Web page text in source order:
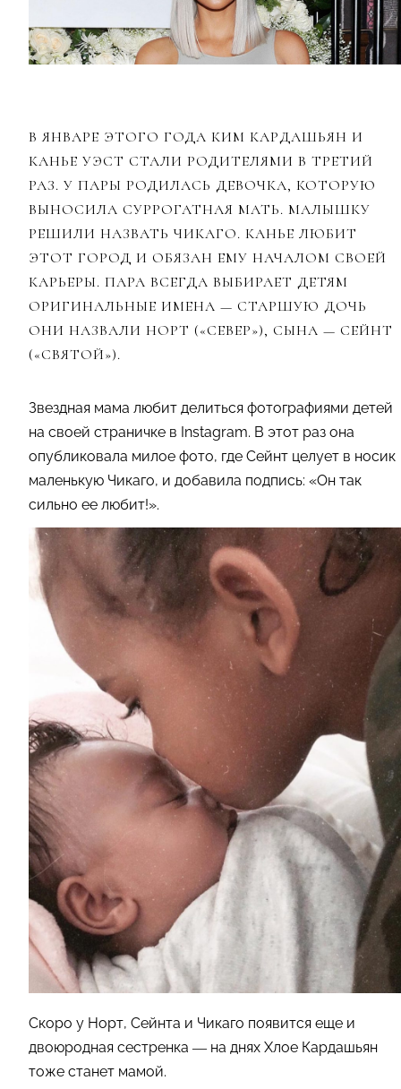
В ЯНВАРЕ ЭТОГО ГОДА КИМ КАРДАШЬЯН И
КАНЬЕ УЭСТ СТАЛИ РОДИТЕЛЯМИ В ТРЕТИЙ
РАЗ. У ПАРЫ РОДИЛАСЬ ДЕВОЧКА, КОТОРУЮ
ВЫНОСИЛА СУРРОГАТНАЯ МАТЬ. МАЛЫШКУ
РЕШИЛИ НАЗВАТЬ ЧИКАГО. КАНЬЕ ЛЮБИТ
ЭТОТ ГОРОД И ОБЯЗАН ЕМУ НАЧАЛОМ СВОЕЙ
КАРЬЕРЫ. ПАРА ВСЕГДА ВЫБИРАЕТ ДЕТЯМ
ОРИГИНАЛЬНЫЕ ИМЕНА — СТАРШУЮ ДОЧЬ
ОНИ НАЗВАЛИ НОРТ («СЕВЕР»), СЫНА — СЕЙНТ
(«СВЯТОЙ»).
Звездная мама любит делиться фотографиями детей
на своей страничке в Instagram. В этот раз она
опубликовала милое фото, где Сейнт целует в носик
маленькую Чикаго, и добавила подпись: «Он так
сильно ее любит!».
Скоро у Норт, Сейнта и Чикаго появится еще и
двоюродная сестренка — на днях Хлое Кардашьян
тоже станет мамой.